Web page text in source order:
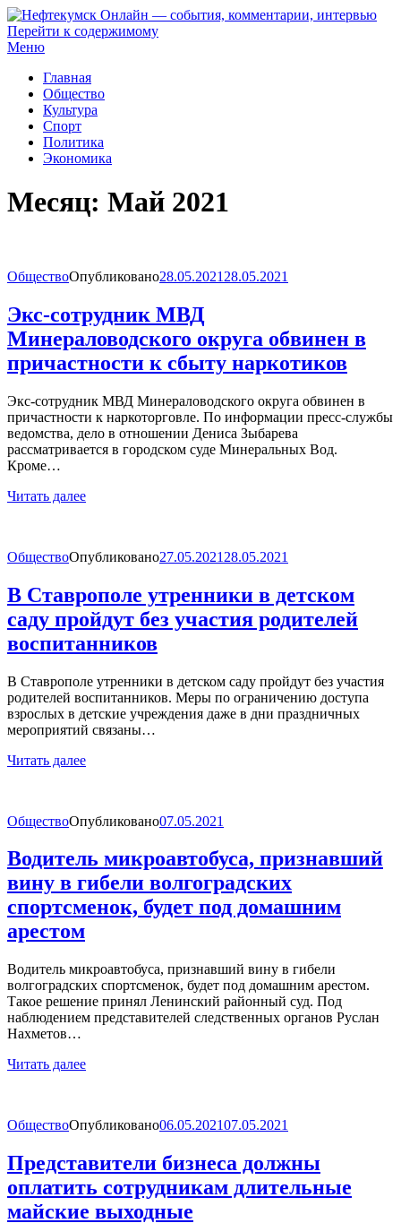
Нефтекумск Онлайн — события, комментарии, интервью
Перейти к содержимому
Меню
Главная
Общество
Культура
Спорт
Политика
Экономика
Месяц: Май 2021
ОбществоОпубликовано28.05.2021 28.05.2021
Экс-сотрудник МВД
Минераловодского округа обвинен в
причастности к сбыту наркотиков
Экс-сотрудник МВД Минераловодского округа обвинен в
причастности к наркоторговле. По информации пресс-службы
ведомства, дело в отношении Дениса Зыбарева
рассматривается в городском суде Минеральных Вод.
Кроме…
Читать далее
ОбществоОпубликовано27.05.2021 28.05.2021
В Ставрополе утренники в детском
саду пройдут без участия родителей
воспитанников
В Ставрополе утренники в детском саду пройдут без участия
родителей воспитанников. Меры по ограничению доступа
взрослых в детские учреждения даже в дни праздничных
мероприятий связаны…
Читать далее
ОбществоОпубликовано07.05.2021
Водитель микроавтобуса, признавший
вину в гибели волгоградских
спортсменок, будет под домашним
арестом
Водитель микроавтобуса, признавший вину в гибели
волгоградских спортсменок, будет под домашним арестом.
Такое решение принял Ленинский районный суд. Под
наблюдением представителей следственных органов Руслан
Нахметов…
Читать далее
ОбществоОпубликовано06.05.202107.05.2021
Представители бизнеса должны
оплатить сотрудникам длительные
майские выходные